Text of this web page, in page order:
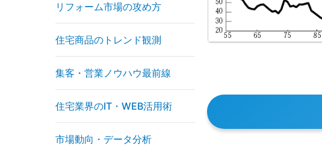
リフォーム市場の攻め方
住宅商品のトレンド観測
集客・営業ノウハウ最前線
住宅業界のIT・WEB活用術
市場動向・データ分析